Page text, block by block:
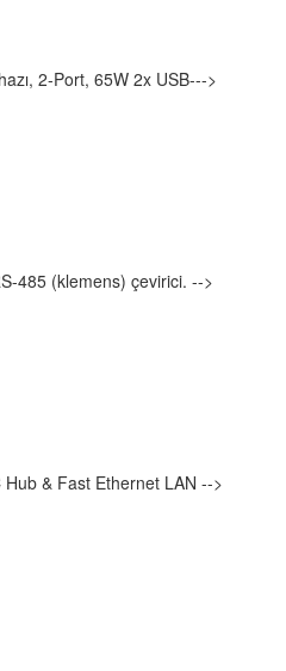
2-Port, 65W 2x USB--->
485 (klemens) çevirici. -->
& Fast Ethernet LAN -->